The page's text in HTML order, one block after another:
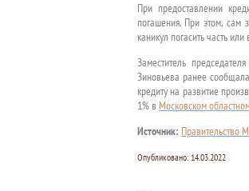
При предоставлении
погашения. При этом, сам
каникул погасить часть
Заместитель
Зиновьева ранее
кредиту на развитие
1% в Московском
Источник: Правительство
Опубликовано: 14.03.2022